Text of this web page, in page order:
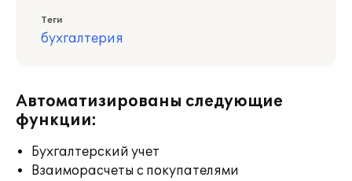
Теги
бухгалтерия
Автоматизированы следующие
функции:
Бухгалтерский учет
Взаиморасчеты с покупателями